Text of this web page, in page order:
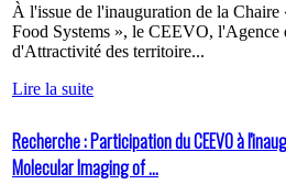
À l'issue de l'inauguration de la
Food Systems », le CEEVO, l'Agence
d'Attractivité des territoire...
Lire la suite
Recherche : Participation du CEEVO à
Molecular Imaging of ...